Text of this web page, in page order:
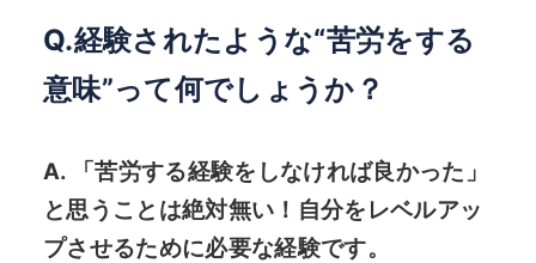
Q.経験されたような“苦労をする
意味”って何でしょうか？
A. 「苦労する経験をしなければ良かった」
と思うことは絶対無い！自分をレベルアッ
プさせるために必要な経験です。